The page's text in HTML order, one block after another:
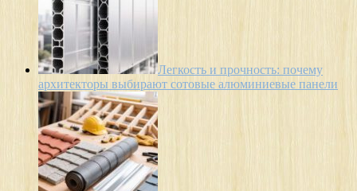
Легкость и прочность: почему
архитекторы выбирают сотовые алюминиевые панели